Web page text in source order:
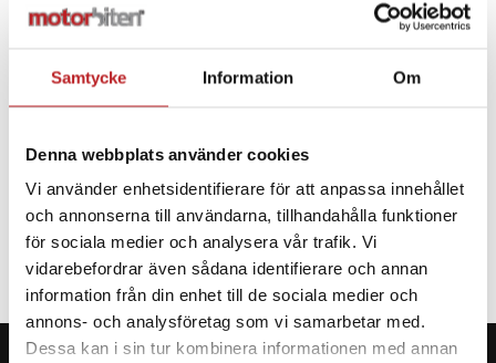
Samtycke Information Om
Denna webbplats använder cookies
Vi använder enhetsidentifierare för att anpassa innehållet
och annonserna till användarna, tillhandahålla funktioner
för sociala medier och analysera vår trafik. Vi
vidarebefordrar även sådana identifierare och annan
information från din enhet till de sociala medier och
annons- och analysföretag som vi samarbetar med.
Dessa kan i sin tur kombinera informationen med annan
SPECIFIKATION